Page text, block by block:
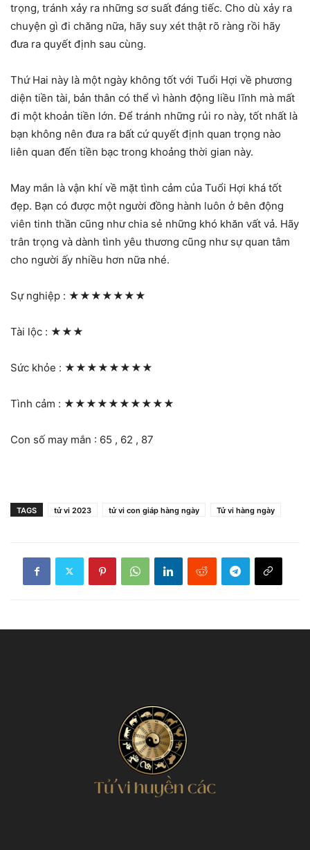
trọng, tránh xảy ra những sơ suất đáng tiếc. Cho dù xảy ra
chuyện gì đi chăng nữa, hãy suy xét thật rõ ràng rồi hãy
đưa ra quyết định sau cùng.
Thứ Hai này là một ngày không tốt với Tuổi Hợi về phương
diện tiền tài, bản thân có thể vì hành động liều lĩnh mà mất
đi một khoản tiền lớn. Để tránh những rủi ro này, tốt nhất là
bạn không nên đưa ra bất cứ quyết định quan trọng nào
liên quan đến tiền bạc trong khoảng thời gian này.
May mắn là vận khí về mặt tình cảm của Tuổi Hợi khá tốt
đẹp. Bạn có được một người đồng hành luôn ở bên động
viên tinh thần cũng như chia sẻ những khó khăn vất vả. Hãy
trân trọng và dành tình yêu thương cũng như sự quan tâm
cho người ấy nhiều hơn nữa nhé.
Sự nghiệp : ★★★★★★★
Tài lộc : ★★★
Sức khỏe : ★★★★★★★★
Tình cảm : ★★★★★★★★★★
Con số may mắn : 65 , 62 , 87
TAGS tử vi 2023 tử vi con giáp hàng ngày Tử vi hàng ngày